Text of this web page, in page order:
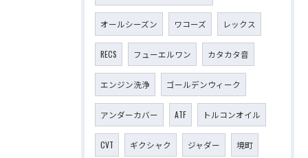
オールシーズン ワコーズ レックス
RECS フューエルワン カタカタ音
エンジン洗浄 ゴールデンウィーク
アンダーカバー ATF トルコンオイル
CVT ギクシャク ジャダー 境町